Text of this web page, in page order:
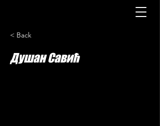
< Back
Душан Савић